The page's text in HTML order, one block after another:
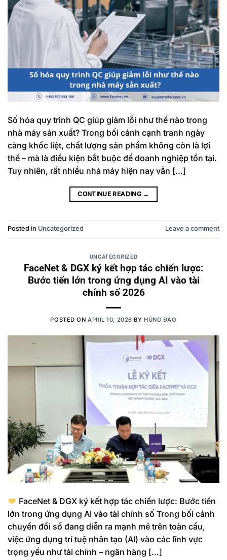
Số hóa quy trình QC giúp giảm lỗi như thế nào trong
nhà máy sản xuất? Trong bối cảnh cạnh tranh ngày
càng khốc liệt, chất lượng sản phẩm không còn là lợi
thế – mà là điều kiện bắt buộc để doanh nghiệp tồn tại.
Tuy nhiên, rất nhiều nhà máy hiện nay vẫn […]
CONTINUE READING →
Posted in Uncategorized Leave a comment
UNCATEGORIZED
FaceNet & DGX ký kết hợp tác chiến lược:
Bước tiến lớn trong ứng dụng AI vào tài
chính số 2026
POSTED ONAPRIL 10, 2026 BY HÙNG ĐÀO
FaceNet & DGX ký kết hợp tác chiến lược: Bước tiến
lớn trong ứng dụng AI vào tài chính số Trong bối cảnh
chuyển đổi số đang diễn ra mạnh mẽ trên toàn cầu,
việc ứng dụng trí tuệ nhân tạo (AI) vào các lĩnh vực
trọng yếu như tài chính – ngân hàng […]